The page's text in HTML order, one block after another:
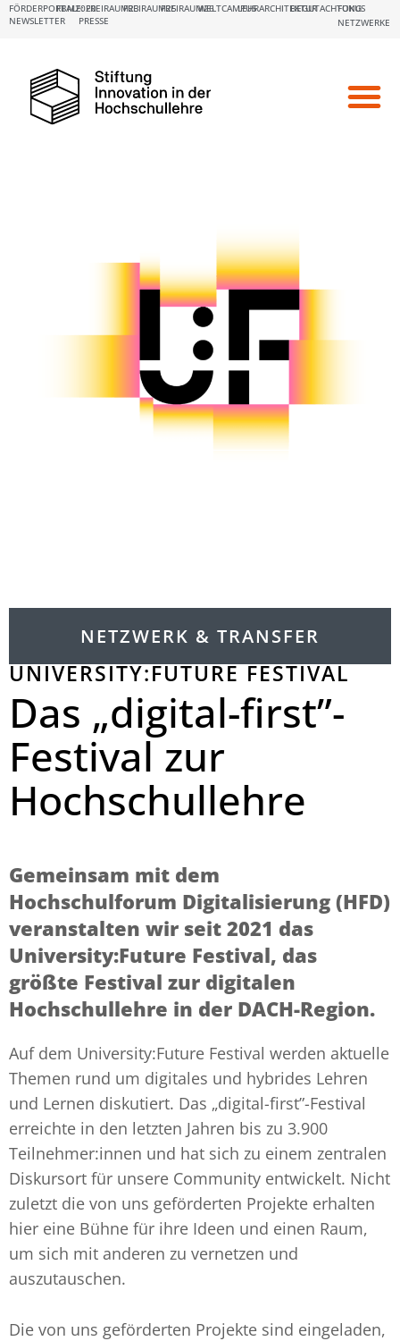
NEWSLETTER PRESSE
FÖRDERPORTALE:
FBM2020FREIRAUM23FREIRAUM25FREIRAUM26WELTCAMPUSLEHRARCHITEKTURBEGUTACHTUNG
FOKUS
NETZWERKE
NETZWERK & TRANSFER
UNIVERSITY:FUTURE FESTIVAL
Das „digital-first”-
Festival zur
Hochschullehre
Gemeinsam mit dem
Hochschulforum Digitalisierung (HFD)
veranstalten wir seit 2021 das
University:Future Festival, das
größte Festival zur digitalen
Hochschullehre in der DACH-Region.
Auf dem University:Future Festival werden aktuelle
Themen rund um digitales und hybrides Lehren
und Lernen diskutiert. Das „digital-first”-Festival
erreichte in den letzten Jahren bis zu 3.900
Teilnehmer:innen und hat sich zu einem zentralen
Diskursort für unsere Community entwickelt. Nicht
zuletzt die von uns geförderten Projekte erhalten
hier eine Bühne für ihre Ideen und einen Raum,
um sich mit anderen zu vernetzen und
auszutauschen.
Die von uns geförderten Projekte sind eingeladen,